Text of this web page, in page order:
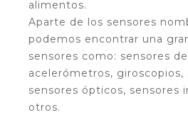
alimentos.
Aparte de los sensores
podemos encontrar una
sensores como: sensores
acelerómetros, giroscopios,
sensores ópticos, sensores
otros.